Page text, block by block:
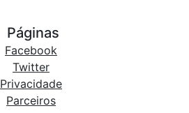
Páginas
Facebook
Twitter
Privacidade
Parceiros